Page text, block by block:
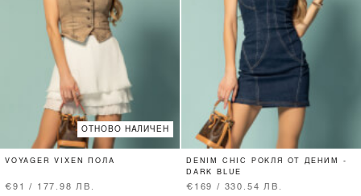
ОТНОВО НАЛИЧЕН
VOYAGER VIXEN ПОЛА
€91 / 177.98 ЛВ.
DENIM CHIC РОКЛЯ ОТ ДЕНИМ -
DARK BLUE
€169 / 330.54 ЛВ.